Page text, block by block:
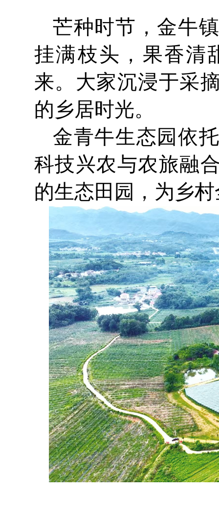
芒种时节，金牛
挂满枝头，果香清
来。大家沉浸于采
的乡居时光。
金青牛生态园依
科技兴农与农旅融
的生态田园，为乡